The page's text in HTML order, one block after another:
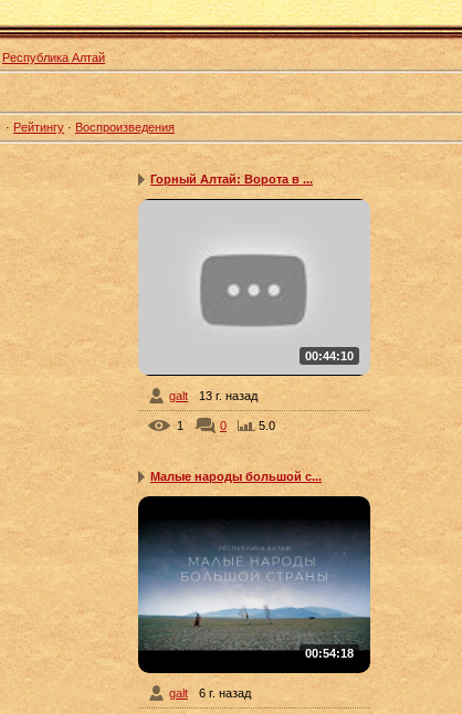
Республика Алтай
· Рейтингу · Воспроизведения
Горный Алтай: Ворота в ...
00:44:10
galt 13 г. назад
1 0 5.0
Малые народы большой с...
00:54:18
galt 6 г. назад